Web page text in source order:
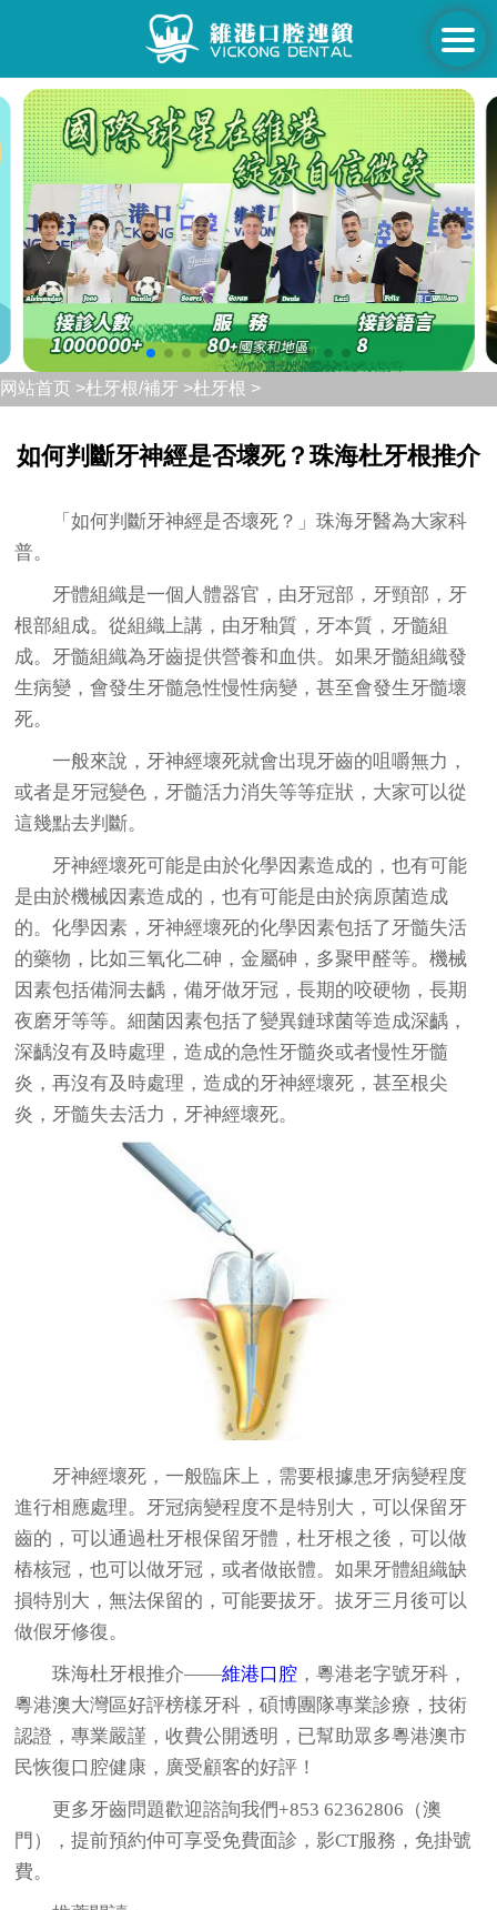
网站首页 >杜牙根/補牙 >杜牙根 >
如何判斷牙神經是否壞死？珠海杜牙根推介
「如何判斷牙神經是否壞死？」珠海牙醫為大家科
普。
牙體組織是一個人體器官，由牙冠部，牙頸部，牙
根部組成。從組織上講，由牙釉質，牙本質，牙髓組
成。牙髓組織為牙齒提供營養和血供。如果牙髓組織發
生病變，會發生牙髓急性慢性病變，甚至會發生牙髓壞
死。
一般來說，牙神經壞死就會出現牙齒的咀嚼無力，
或者是牙冠變色，牙髓活力消失等等症狀，大家可以從
這幾點去判斷。
牙神經壞死可能是由於化學因素造成的，也有可能
是由於機械因素造成的，也有可能是由於病原菌造成
的。化學因素，牙神經壞死的化學因素包括了牙髓失活
的藥物，比如三氧化二砷，金屬砷，多聚甲醛等。機械
因素包括備洞去齲，備牙做牙冠，長期的咬硬物，長期
夜磨牙等等。細菌因素包括了變異鏈球菌等造成深齲，
深齲沒有及時處理，造成的急性牙髓炎或者慢性牙髓
炎，再沒有及時處理，造成的牙神經壞死，甚至根尖
炎，牙髓失去活力，牙神經壞死。
牙神經壞死，一般臨床上，需要根據患牙病變程度
進行相應處理。牙冠病變程度不是特別大，可以保留牙
齒的，可以通過杜牙根保留牙體，杜牙根之後，可以做
樁核冠，也可以做牙冠，或者做嵌體。如果牙體組織缺
損特別大，無法保留的，可能要拔牙。拔牙三月後可以
做假牙修復。
珠海杜牙根推介——維港口腔 ，粵港老字號牙科，
粵港澳大灣區好評榜樣牙科，碩博團隊專業診療，技術
認證，專業嚴謹，收費公開透明，已幫助眾多粵港澳市
民恢復口腔健康，廣受顧客的好評！
更多牙齒問題歡迎諮詢我們+853 62362806（澳
門），提前預約仲可享受免費面診，影CT服務，免掛號
費。